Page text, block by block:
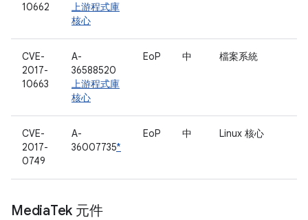
10662
上游程式庫
核心
CVE-
2017-
10663
A-
36588520
上游程式庫
核心
EoP 中 檔案系統
CVE-
2017-
0749
A-
36007735*
EoP 中 Linux 核心
MediaTek 元件